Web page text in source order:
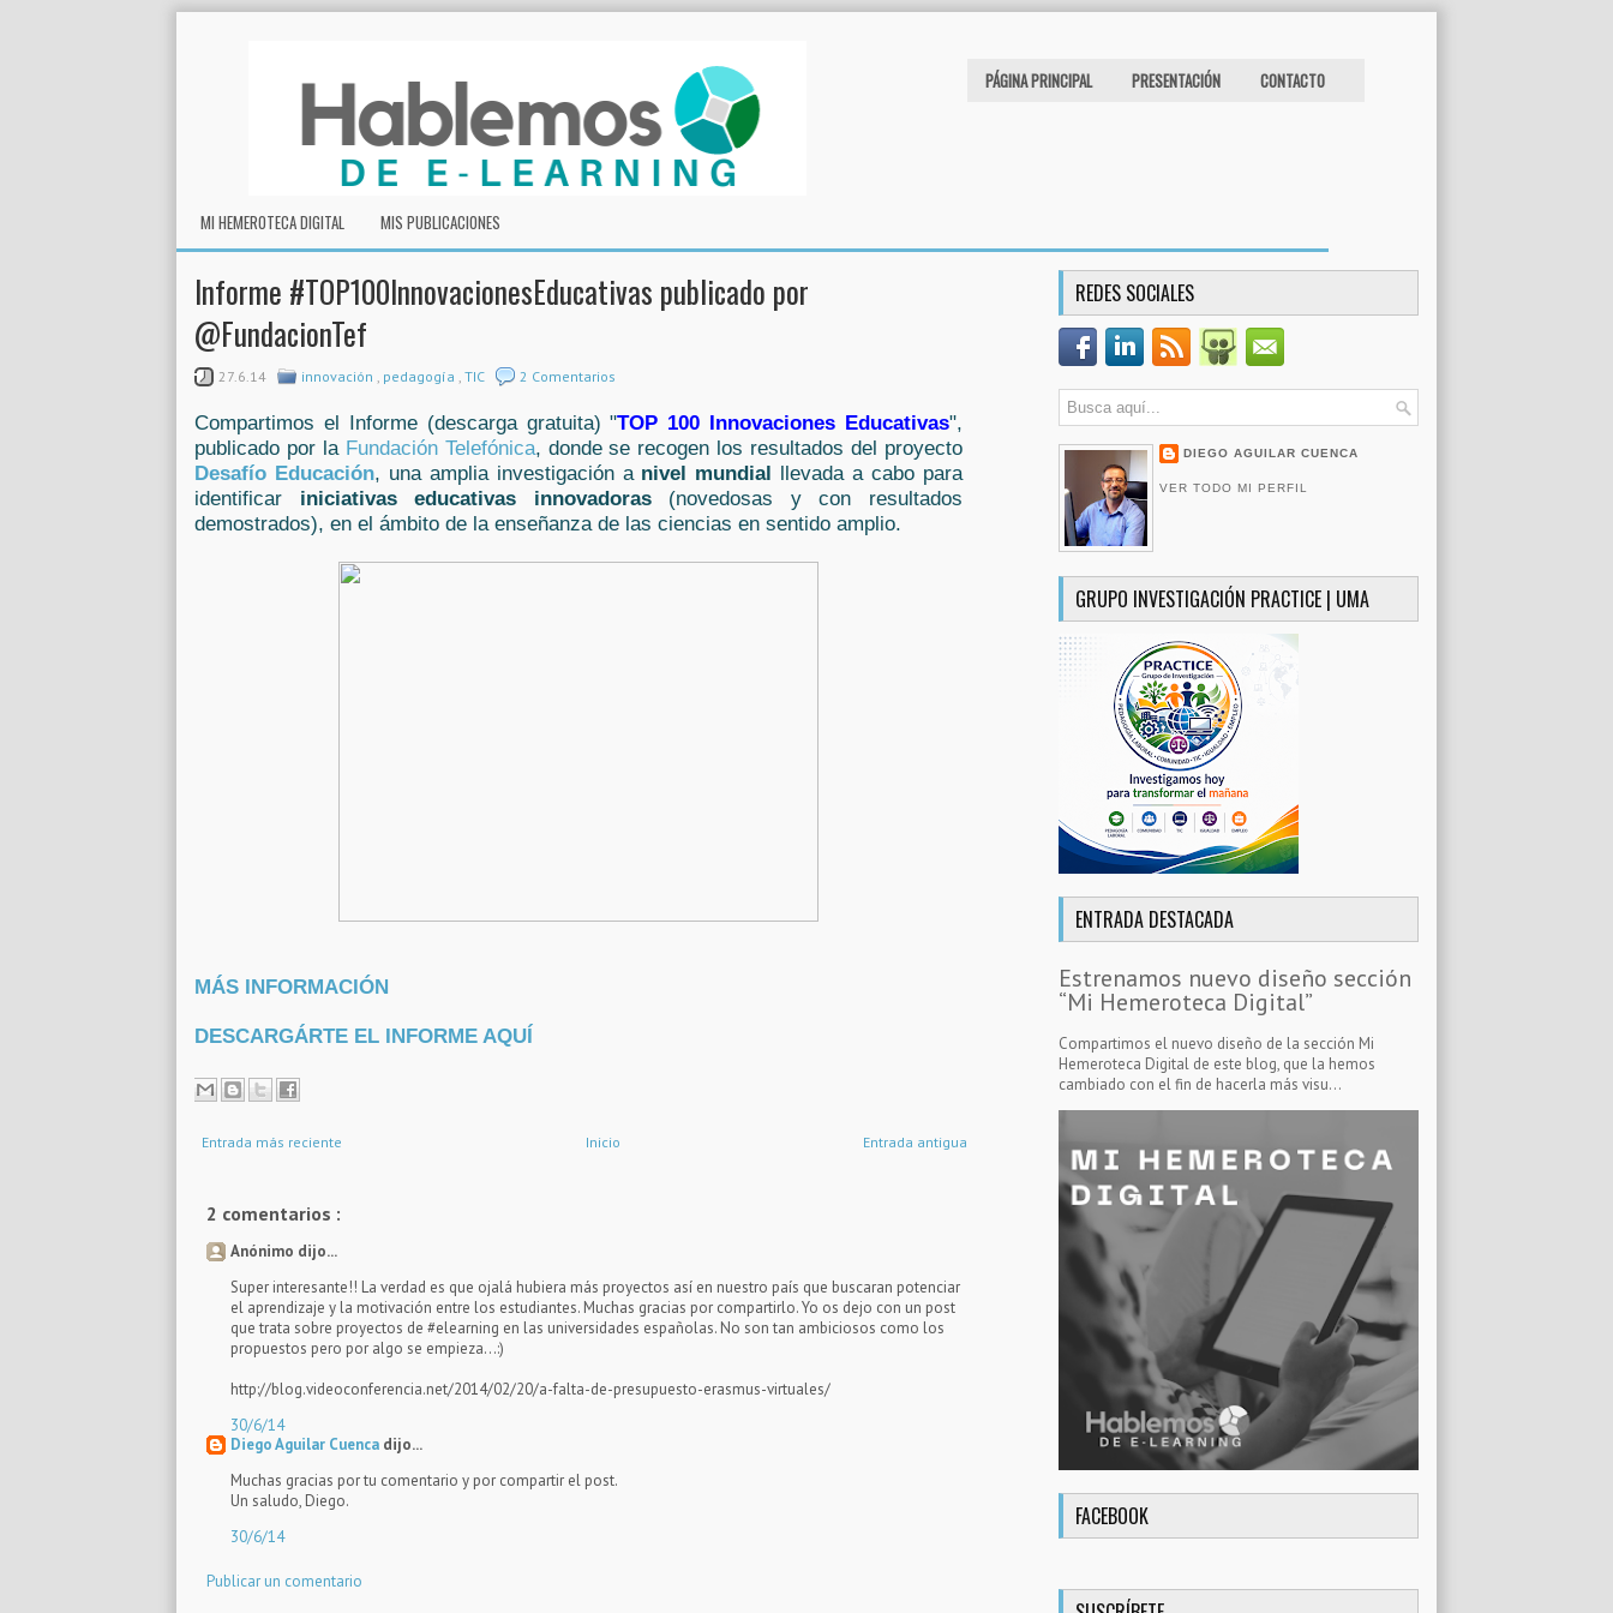
PÁGINA PRINCIPAL PRESENTACIÓN CONTACTO
MI HEMEROTECA DIGITAL MIS PUBLICACIONES
Informe #TOP100InnovacionesEducativas publicado por
@FundacionTef
27.6.14 innovación , pedagogía , TIC 2 Comentarios
Compartimos el Informe (descarga gratuita) "TOP 100 Innovaciones Educativas",
publicado por la Fundación Telefónica, donde se recogen los resultados del proyecto
Desafío Educación, una amplia investigación a nivel mundial llevada a cabo para
identificar iniciativas educativas innovadoras (novedosas y con resultados
demostrados), en el ámbito de la enseñanza de las ciencias en sentido amplio.
MÁS INFORMACIÓN
DESCARGÁRTE EL INFORME AQUÍ
Entrada más reciente Entrada antigua
Inicio
2 comentarios :
Anónimo dijo...
Super interesante!! La verdad es que ojalá hubiera más proyectos así en nuestro país que buscaran potenciar
el aprendizaje y la motivación entre los estudiantes. Muchas gracias por compartirlo. Yo os dejo con un post
que trata sobre proyectos de #elearning en las universidades españolas. No son tan ambiciosos como los
propuestos pero por algo se empieza...:)
http://blog.videoconferencia.net/2014/02/20/a-falta-de-presupuesto-erasmus-virtuales/
30/6/14
Diego Aguilar Cuenca dijo...
Muchas gracias por tu comentario y por compartir el post.
Un saludo, Diego.
30/6/14
Publicar un comentario
REDES SOCIALES
DIEGO AGUILAR CUENCA
VER TODO MI PERFIL
GRUPO INVESTIGACIÓN PRACTICE | UMA
ENTRADA DESTACADA
Estrenamos nuevo diseño sección
“Mi Hemeroteca Digital”
Compartimos el nuevo diseño de la sección Mi
Hemeroteca Digital de este blog, que la hemos
cambiado con el fin de hacerla más visu...
FACEBOOK